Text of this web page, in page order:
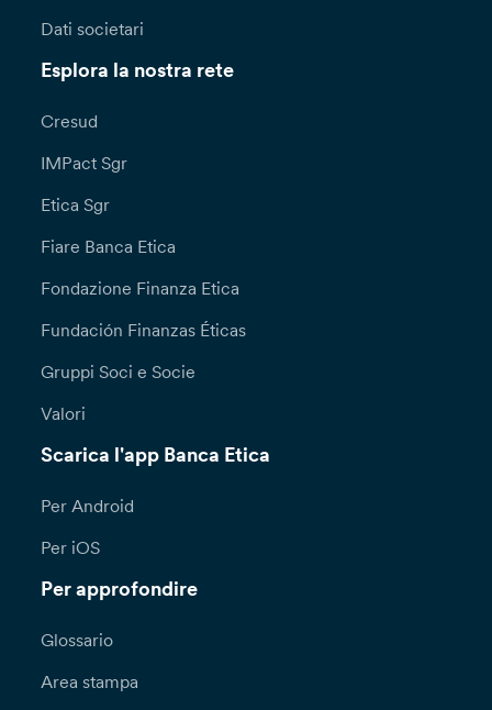
Dati societari
Esplora la nostra rete
Cresud
IMPact Sgr
Etica Sgr
Fiare Banca Etica
Fondazione Finanza Etica
Fundación Finanzas Éticas
Gruppi Soci e Socie
Valori
Scarica l'app Banca Etica
Per Android
Per iOS
Per approfondire
Glossario
Area stampa